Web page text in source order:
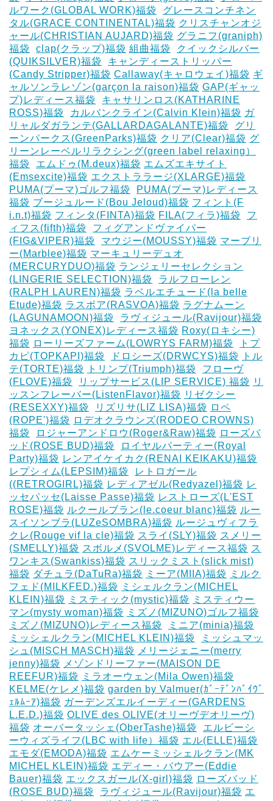
ルワーク(GLOBAL WORK)福袋
グレースコンチネン
タル(GRACE CONTINENTAL)福袋 クリスチャンオジ
ャール(CHRISTIAN AUJARD)福袋 グラニフ(graniph)
福袋
clap(クラップ)福袋 組曲福袋
クイックシルバー
(QUIKSILVER)福袋
キャンディーストリッパー
(Candy Stripper)福袋 Callaway(キャロウェイ)福袋 ギ
ャルソンラレゾン(garçon la raison)福袋 GAP(ギャッ
プ)レディース福袋
キャサリンロス(KATHARINE
ROSS)福袋
カルバンクライン(Calvin Klein)福袋 ガ
リャルダガランテ(GALLARDAGALANTE)福袋
グリ
ーンパークス(GreenParks)福袋 クリア(Clear)福袋 グ
リーンレーベルリラクシング(green label relaxing）
福袋
エムドゥ(M.deux)福袋 エムズエキサイト
(Emsexcite)福袋 エクストララージ(XLARGE)福袋
PUMA(プーマ)ゴルフ福袋
PUMA(プーマ)レディース
福袋 ブージュルード(Bou Jeloud)福袋 フィント(F
i.n.t)福袋 フィンタ(FINTA)福袋 ‎FILA(フィラ)福袋
フ
ィフス(fifth)福袋
フィグアンドヴァイパー
(FIG&VIPER)福袋
マウジー(MOUSSY)福袋 マーブリ
ー(Marblee)福袋 マーキュリーデュオ
(MERCURYDUO)福袋 ランジェリーセレクション
(LINGERIE SELECTION)福袋
ラルフローレン
(RALPH LAUREN)福袋 ラベルエチュード(la belle
Etude)福袋 ラスボア(RASVOA)福袋 ラグナムーン
(LAGUNAMOON)福袋
ラヴィジュール(Ravijour)福袋
ヨネックス(YONEX)レディース福袋 Roxy(ロキシー)
福袋 ローリーズファーム(LOWRYS FARM)福袋
トプ
カピ(TOPKAPI)福袋
ドロシーズ(DRWCYS)福袋
トル
テ(TORTE)福袋
トリンプ(Triumph)福袋
フローヴ
(FLOVE)福袋
リップサービス(LIP SERVICE) 福袋 リ
ッスンフレーバー(ListenFlavor)福袋 リゼクシー
(RESEXXY)福袋
リズリサ(LIZ LISA)福袋 ロペ
(ROPE')福袋 ロデオクラウンズ(RODEO CROWNS)
福袋
ロジャーアンドロウ(Roger&Raw)福袋 ローズバ
ッド(ROSE BUD)福袋
ロイヤルパーティー(Royal
Party)福袋 レンアイケイカク(RENAI KEIKAKU)福袋
レプシィム(LEPSIM)福袋
レトロガール
((RETROGIRL)福袋 レディアゼル(Redyazel)福袋 レ
ッセパッセ(Laisse Passe)福袋 レストローズ(L'EST
ROSE)福袋 ルクールブラン(le.coeur blanc)福袋 ルー
スイソンブラ(LUZeSOMBRA)福袋 ルージュヴィフラ
クレ(Rouge vif la cle)福袋 スライ(SLY)福袋 スメリー
(SMELLY)福袋 スボルメ(SVOLME)レディース福袋 ス
ワンキス(Swankiss)福袋 スリックミスト(slick mist)
福袋 ダチュラ(DaTuRa)福袋 ‎ミーア(MIIA)福袋
ミルク
フェド(MILKFED.)福袋
ミシェルクラン(MICHEL
KLEIN)福袋
ミスティック(mystic)福袋
ミスティウー
マン(mysty woman)福袋
ミズノ(MIZUNO)ゴルフ福袋
ミズノ(MIZUNO)レディース福袋
ミニア(minia)福袋
ミッシェルクラン(MICHEL KLEIN)福袋
ミッシュマッ
シュ(MISCH MASCH)福袋
メリージェニー(merry
jenny)福袋
メゾンドリーファー(MAISON DE
REEFUR)福袋
ミラオーウェン(Mila Owen)福袋
KELME(ケレメ)福袋 ‎garden by Valmuer(ｶﾞｰﾃﾞﾝﾊﾞｲｳﾞ
ｪﾙﾑｰｱ)福袋 ガーデンズエルイーディー(GARDENS
L.E.D.)福袋 OLIVE des OLIVE(オリーヴデオリーヴ)
福袋 オーバータッシェ(OberTashe)福袋
エルビーシ
ーウィズライフ(LBC with life）福袋 エル(ELLE)福袋
エモダ(EMODA)福袋 エムケーミッシェルクラン(MK
MICHEL KLEIN)福袋 エディー・バウアー(Eddie
Bauer)福袋 エックスガール(X-girl)福袋 ローズバッド
(ROSE BUD)福袋
ラヴィジュール(Ravijour)福袋 エ